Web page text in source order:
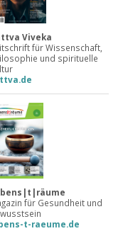
Viveka
für Wissenschaft,
und spirituelle
für Gesundheit und
t-raeume.de